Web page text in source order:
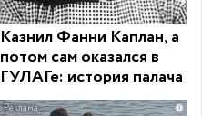
Казнил Фанни Каплан, а
потом сам оказался в
ГУЛАГе: история палача
i